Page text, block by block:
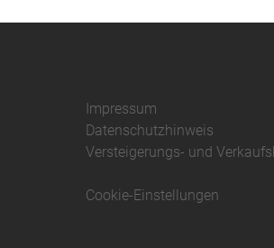
Impressum
Datenschutzhinweis
Versteigerungs- und
Cookie-Einstellungen